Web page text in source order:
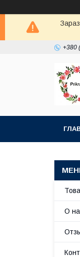
+380
О